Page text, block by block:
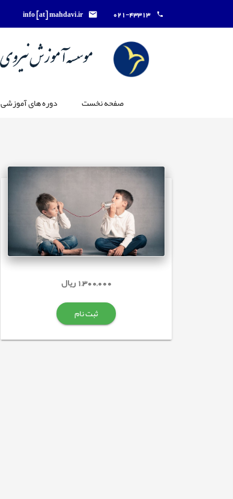
021-43313
info [at] mahdavi.ir
صفحه نخست دوره های آموزشی
1,300,000 ریال
ثبت نام